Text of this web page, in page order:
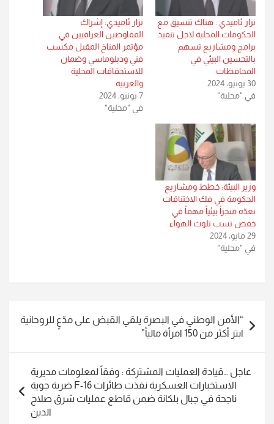
نزار ئاميدي : هناك تنسيق مع
الحكومات المحلية لاجل تنفيذ
برامج ومشاريع تسهم
بالتحسين البيئي في
المحافظات
30 يونيو، 2024
في "محلية"
نزار ئاميدي: إشراك
المفاوضين العراقيين في
مؤتمر المناخ المقبل مكسب
فني ودبلوماسي وضمان
للاستحقاقات المحلية
والعربية
7 يونيو، 2024
في "محلية"
وزير البيئة: خطط ومشاريع
الحكومة في فك الاختناقات
نعدّه منجزاً بيئياً مهماً في
خفض نسب تلوث الهواء
29 مايو، 2024
في "محلية"
تصفّح
المقالات
“الأمن الوطني في البصرة يلقي القبض على مدّعٍ للروحانية
ابتز أكثر من 150 امرأة مالياً”
عاجل …قيادة العمليات المشتركة : وفقاً لمعلومات مديرية
الاستخبارات العسكرية نفذت طائرات F-16 ضربة جوية
ناجحة في جبال بلكانة ضمن قاطع عمليات شرق صلاح
الدين